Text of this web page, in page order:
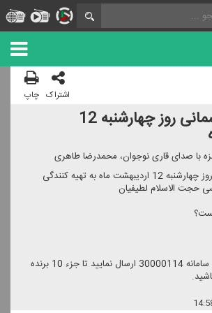
اشتراک چاپ
برنامه زنگ آسمانی روز چهارشنبه 12
با صدای قاری نوجوان، محمدرضا طاهری
سوال مسابقه پیامكی روز چهارشنبه 12 اردیبهشت ماه به تهیه كنندگی
حجت الاسلام لطیفیان
عدد گزینه صحیح را به سامانه 30000114 ارسال نمایید تا جزء 10 برنده